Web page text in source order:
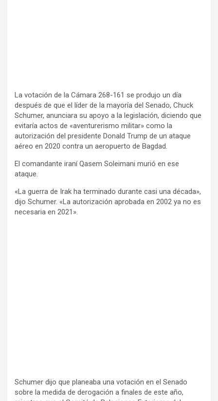
La votación de la Cámara 268-161 se produjo un día
después de que el líder de la mayoría del Senado, Chuck
Schumer, anunciara su apoyo a la legislación, diciendo que
evitaría actos de «aventurerismo militar» como la
autorización del presidente Donald Trump de un ataque
aéreo en 2020 contra un aeropuerto de Bagdad.
El comandante iraní Qasem Soleimani murió en ese
ataque.
«La guerra de Irak ha terminado durante casi una década»,
dijo Schumer. «La autorización aprobada en 2002 ya no es
necesaria en 2021».
Schumer dijo que planeaba una votación en el Senado
sobre la medida de derogación a finales de este año,